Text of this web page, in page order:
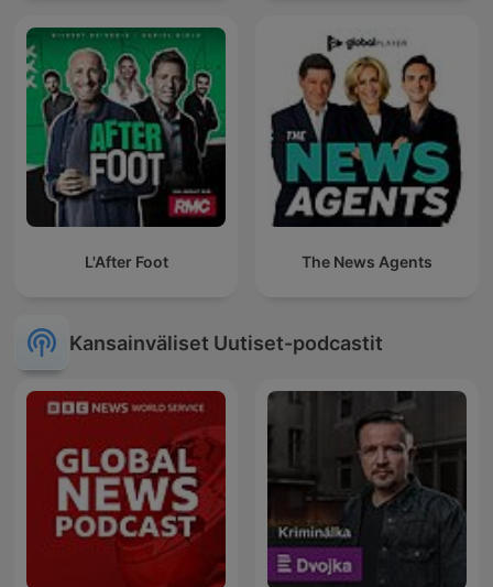
L'After Foot The News Agents
Kansainväliset Uutiset-podcastit